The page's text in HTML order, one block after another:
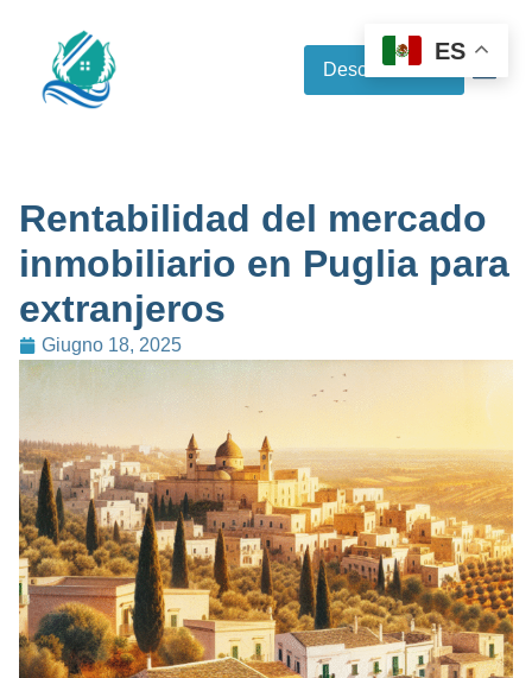
Descubre más
Rentabilidad del mercado
inmobiliario en Puglia para
extranjeros
Giugno 18, 2025
ES